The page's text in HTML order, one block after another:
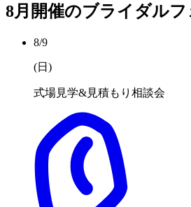
8月開催のブライダルフ
8/9
(日 )
式場見学&見積もり相談会